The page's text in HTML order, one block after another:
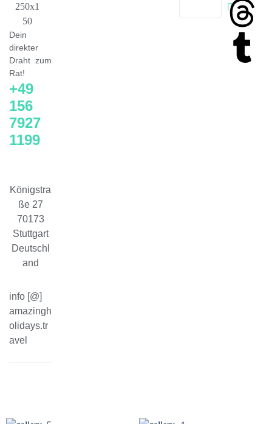
Dein
direkter
Draht zum
Rat!
+49
156
7927
1199
Königstra
ße 27
70173
Stuttgart
Deutschl
and
info [@]
amazingh
olidays.tr
avel